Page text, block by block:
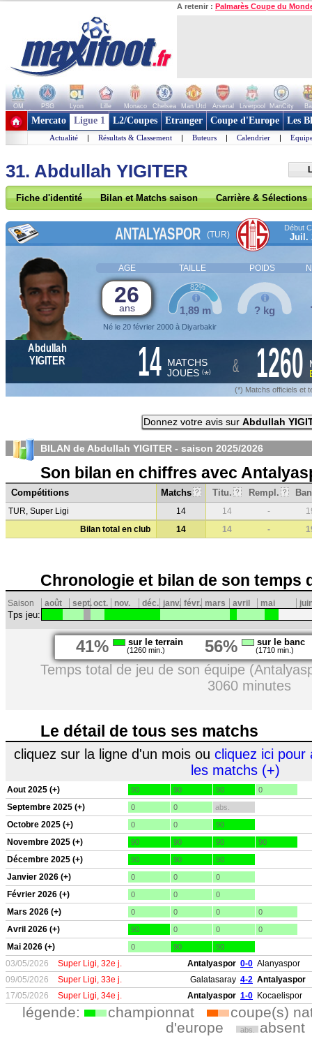
A retenir : Palmarès Coupe du
OM PSG Lyon Lille Monaco Chelsea Man Utd Arsenal Liverpool ManCity
+ de clubs
Mercato Ligue 1 L2/Coupes Etranger Coupe d'Europe Les
Actualité | Résultats & Classement | Buteurs | Calendrier |
31. Abdullah YIGITER
Fiche d'identité Bilan et Matchs saison Carrière & Sélections
ANTALYASPOR (TUR)
Début
Juil.
AGE TAILLE POIDS
26
ans
Né le 20 février 2000 à Diyarbakir
1,89 m
82%
? kg
Abdullah
YIGITER
14 MATCHS
JOUES (*) & 1260
(*) Matchs officiels et
Donnez votre avis sur Abdullah
BILAN de Abdullah YIGITER - saison 2025/2026
Son bilan en chiffres avec
Compétitions Matchs ? Titu. ? Rempl. ?
TUR, Super Ligi 14 14 -
Bilan total en club
14 14 -
Chronologie et bilan de son temps
Saison août sept.oct. nov. déc. janv. févr. mars avril mai
Tps jeu:
41% sur le terrain
(1260 min.) 56% sur le banc
(1710 min.)
Temps total de jeu de son équipe
3060 minutes
Le détail de tous ses matchs
cliquez sur la ligne d'un mois ou cliquez ici pour
les matchs (+)
Aout 2025 (+) 90 90 90 0
Septembre 2025 (+) 0 0 abs.
Octobre 2025 (+) 0 0 90
Novembre 2025 (+) 90 90 90 90
Décembre 2025 (+) 90 90 90
Janvier 2026 (+) 0 0 0
Février 2026 (+) 0 0 0
Mars 2026 (+) 0 0 0 0
Avril 2026 (+) 90 0 0 0
Mai 2026 (+) 0 90 90
03/05/2026 Super Ligi, 32e j. Antalyaspor 0-0 Alanyaspor
09/05/2026
Super Ligi, 33e j. Galatasaray 4-2 Antalyaspor
17/05/2026
Super Ligi, 34e j. Antalyaspor 1-0 Kocaelispor
légende: championnat
coupe(s)
d'europe
abs. absent